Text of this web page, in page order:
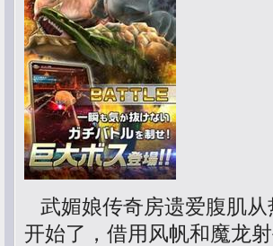
武媚娘传奇房遗爱腹肌
开始了，借用风帆和魔龙